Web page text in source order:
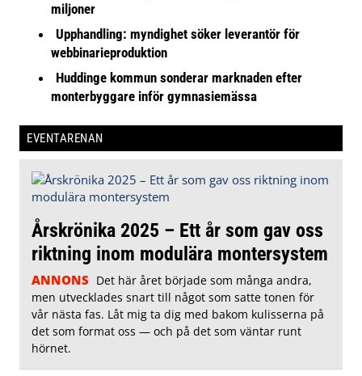
miljoner
Upphandling: myndighet söker leverantör för
webbinarieproduktion
Huddinge kommun sonderar marknaden efter
monterbyggare inför gymnasiemässa
EVENTARENAN
Årskrönika 2025 – Ett år som gav oss
riktning inom modulära montersystem
ANNONS Det här året började som många andra,
men utvecklades snart till något som satte tonen för
vår nästa fas. Låt mig ta dig med bakom kulisserna på
det som format oss — och på det som väntar runt
hörnet.